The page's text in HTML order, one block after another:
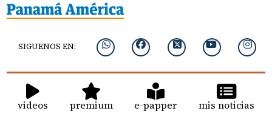
SIGUENOS EN:
videos premium e-papper mis noticias